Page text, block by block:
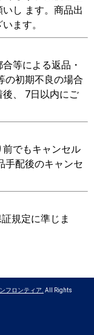
し ます。商品出
ます。
等による返品・
の初期不良の場合
、 7日以内にご
でもキャンセル
手配後のキャンセ
規定に準じま
フロンティア. All Rights